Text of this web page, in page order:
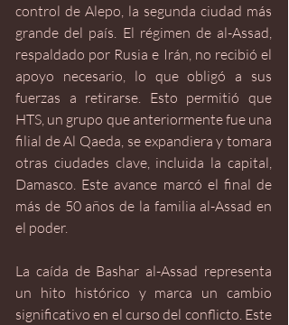
control de Alepo, la segunda ciudad más
grande del país. El régimen de al-Assad,
respaldado por Rusia e Irán, no recibió el
apoyo necesario, lo que obligó a sus
fuerzas a retirarse. Esto permitió que
HTS, un grupo que anteriormente fue una
filial de Al Qaeda, se expandiera y tomara
otras ciudades clave, incluida la capital,
Damasco. Este avance marcó el final de
más de 50 años de la familia al-Assad en
el poder.
La caída de Bashar al-Assad representa
un hito histórico y marca un cambio
significativo en el curso del conflicto. Este